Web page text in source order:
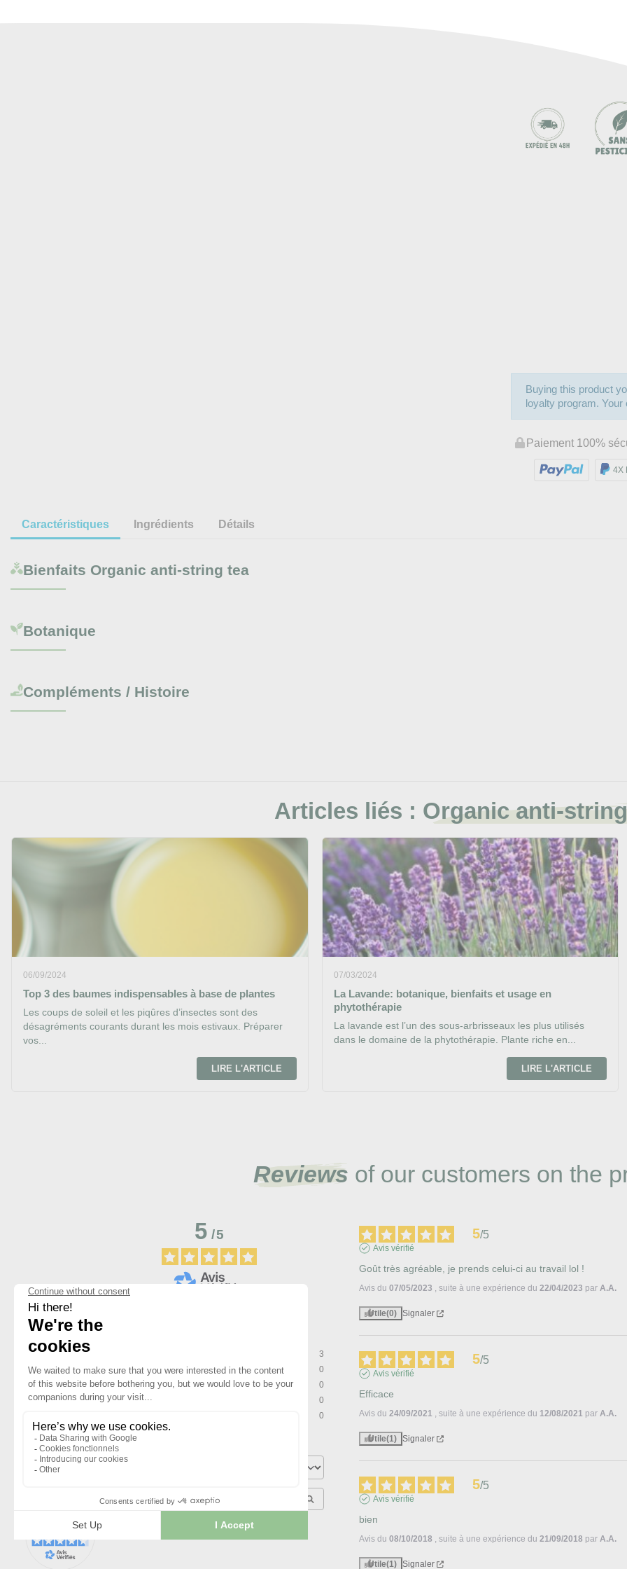
Buying this product
loyalty program.
Paiement 100%
4X
Caractéristiques Ingrédients Détails
Bienfaits Organic anti-string tea
Botanique
Compléments / Histoire
Articles liés : Organic anti-
06/09/2024
Top 3 des baumes indispensables à base de plantes
Les coups de soleil et les piqûres d’insectes sont des
désagréments courants durant les mois estivaux. Préparer
vos...
LIRE L'ARTICLE
07/03/2024
La Lavande: botanique, bienfaits et usage en
phytothérapie
La lavande est l’un des sous-arbrisseaux les plus utilisés
dans le domaine de la phytothérapie. Plante riche en...
LIRE L'ARTICLE
Reviews of our customers on the
5/5
3
4étoiles
0
3étoiles
0
2 étoiles
0
0
Trier les avis
5/5
Avis vérifié
Goût très agréable, je prends celui-ci au travail lol !
Avis du 07/05/2023 , suite à une expérience du 22/04/2023 par A.A.
Utile(0) Signaler
5/5
Avis vérifié
Efficace
Avis du 24/09/2021 , suite à une expérience du 12/08/2021 par A.A.
Utile(1) Signaler
5/5
Avis vérifié
bien
Avis du 08/10/2018 , suite à une expérience du 21/09/2018 par A.A.
Utile(1) Signaler